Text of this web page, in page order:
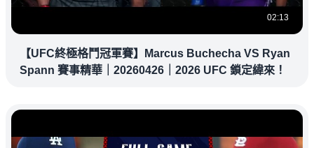
02:13
【UFC終極格鬥冠軍賽】Marcus Buchecha VS Ryan
Spann 賽事精華｜20260426｜2026 UFC 鎖定緯來！